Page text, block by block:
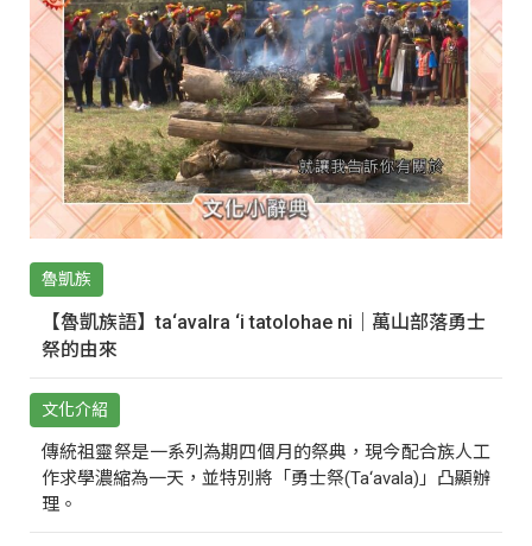
魯凱族
【魯凱族語】ta‘avalra ‘i tatolohae ni｜萬山部落勇士
祭的由來
文化介紹
傳統祖靈祭是一系列為期四個月的祭典，現今配合族人工
作求學濃縮為一天，並特別將「勇士祭(Ta‘avala)」凸顯辦
理。